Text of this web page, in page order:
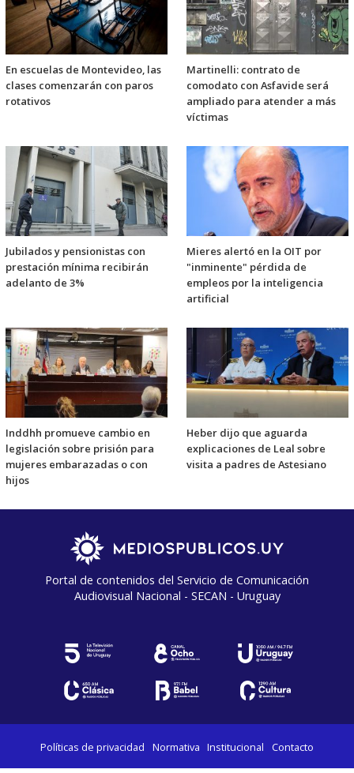
En escuelas de Montevideo, las
clases comenzarán con paros
rotativos
Martinelli: contrato de
comodato con Asfavide será
ampliado para atender a más
víctimas
Jubilados y pensionistas con
prestación mínima recibirán
adelanto de 3%
Mieres alertó en la OIT por
"inminente" pérdida de
empleos por la inteligencia
artificial
Inddhh promueve cambio en
legislación sobre prisión para
mujeres embarazadas o con
hijos
Heber dijo que aguarda
explicaciones de Leal sobre
visita a padres de Astesiano
Portal de contenidos del Servicio de Comunicación
Audiovisual Nacional - SECAN - Uruguay
Políticas de privacidad Normativa Institucional Contacto